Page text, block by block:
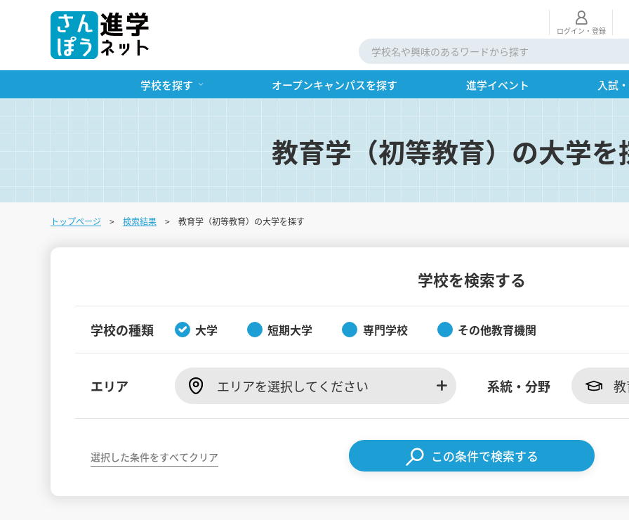
ログイン・登録
学校を探す オープンキャンパスを探す 進学イベント 入試
教育学（初等教育）の大学を
トップページ 検索結果 教育学（初等教育）の大学を探す
学校を検索する
学校の種類 大学 短期大学 専門学校 その他教育機関
エリア エリアを選択してください 系統・分野 教
この条件で検索する
選択した条件をすべてクリア